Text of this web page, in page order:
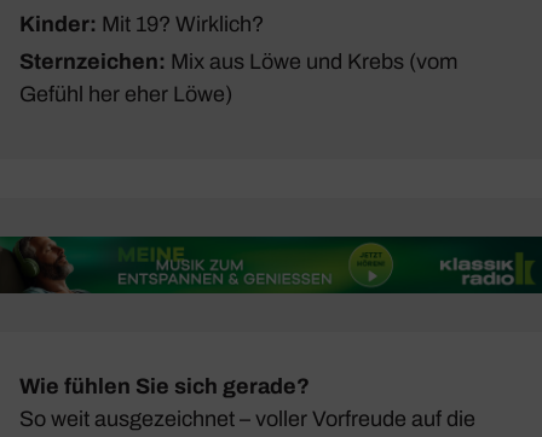
Kinder: Mit 19? Wirk­lich?
Sternzeichen: Mix aus Löwe und Krebs (vom
Gefühl her eher Löwe)
Wie fühlen Sie sich gerade?
So weit ausge­zeichnet – voller Vorfreude auf die